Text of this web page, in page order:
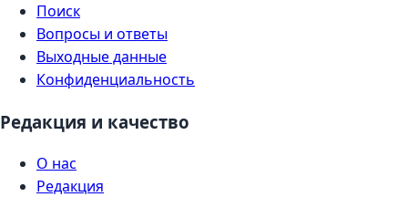
Поиск
Вопросы и ответы
Выходные данные
Конфиденциальность
Редакция и качество
О нас
Редакция